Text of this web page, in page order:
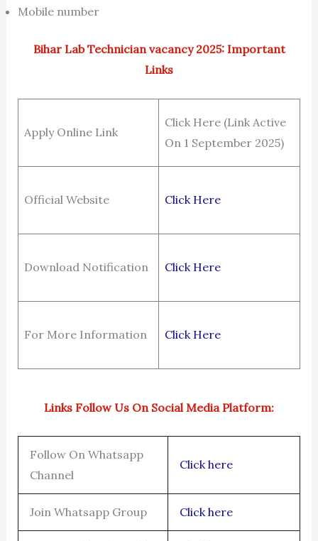
Mobile number
Bihar Lab Technician vacancy 2025: Important
Links
Apply Online Link
Click Here (Link Active
On 1 September 2025)
Official Website Click Here
Download Notification Click Here
For More Information Click Here
Links Follow Us On Social Media Platform:
Follow On Whatsapp
Channel
Click here
Join Whatsapp Group Click here